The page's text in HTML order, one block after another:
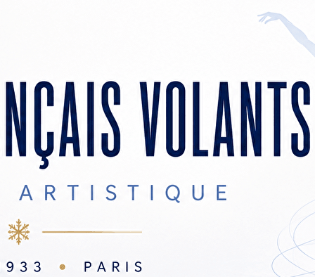
?>
Images de la page d'accueil
Cliquez pour éditer